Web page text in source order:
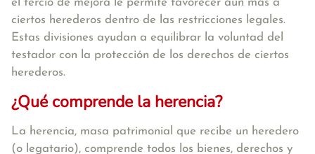
el tercio de mejora le permite favorecer aún más a
ciertos herederos dentro de las restricciones legales.
Estas divisiones ayudan a equilibrar la voluntad del
testador con la protección de los derechos de ciertos
herederos.
¿Qué comprende la herencia?
La herencia, masa patrimonial que recibe un heredero
(o legatario), comprende todos los bienes, derechos y